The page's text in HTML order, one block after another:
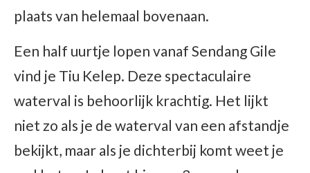
plaats van helemaal bovenaan.
Een half uurtje lopen vanaf Sendang Gile
vind je Tiu Kelep. Deze spectaculaire
waterval is behoorlijk krachtig. Het lijkt
niet zo als je de waterval van een afstandje
bekijkt, maar als je dichterbij komt weet je